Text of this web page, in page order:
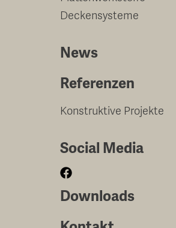
Deckensysteme
News
Referenzen
Konstruktive Projekte
Social Media
Downloads